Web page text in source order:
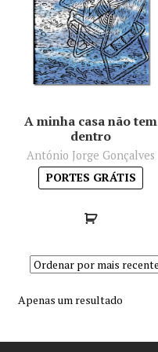
Minha conta
Política de privacidade
Mapa do site
A minha casa não tem
dentro
António Jorge Gonçalves
PORTES GRÁTIS
Apenas um resultado